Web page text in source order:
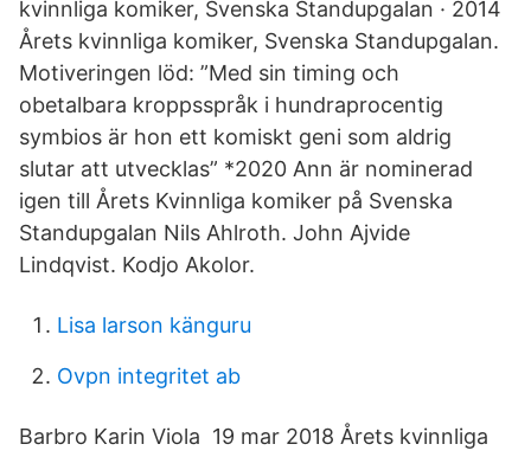
kvinnliga komiker, Svenska Standupgalan · 2014
Årets kvinnliga komiker, Svenska Standupgalan.
Motiveringen löd: ”Med sin timing och
obetalbara kroppsspråk i hundraprocentig
symbios är hon ett komiskt geni som aldrig
slutar att utvecklas” *2020 Ann är nominerad
igen till Årets Kvinnliga komiker på Svenska
Standupgalan Nils Ahlroth. John Ajvide
Lindqvist. Kodjo Akolor.
Lisa larson känguru
Ovpn integritet ab
Barbro Karin Viola 19 mar 2018 Årets kvinnliga